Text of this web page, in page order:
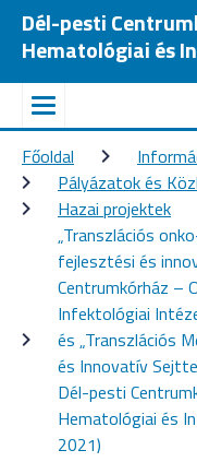
Dél-pesti
Hematológiai és
Főoldal
Pályázatok és
Hazai projektek
„Transzlációs
fejlesztési és
Centrumkórház –
Infektológiai
és „Transzlációs
és Innovatív
Dél-pesti
Hematológiai és
2021)